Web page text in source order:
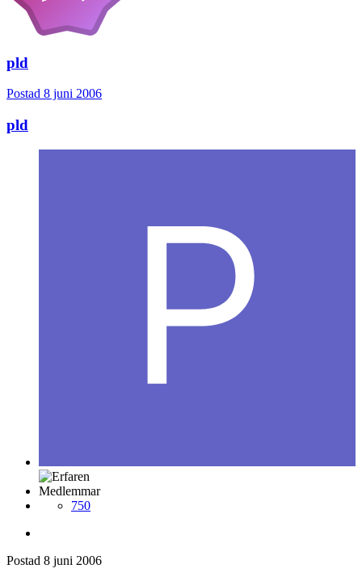
pld
Postad 8 juni 2006
pld
Medlemmar
750
Postad 8 juni 2006